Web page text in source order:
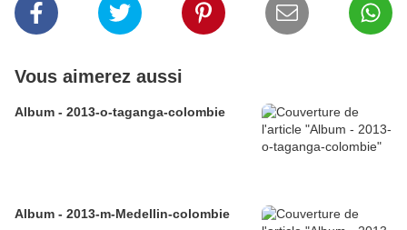
Vous aimerez aussi
Album - 2013-o-taganga-colombie
Album - 2013-m-Medellin-colombie